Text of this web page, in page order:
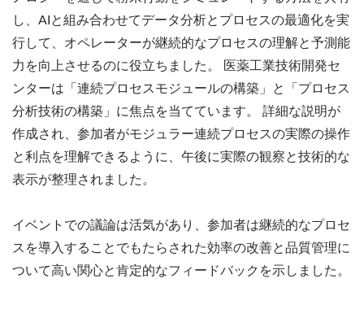
し、AIと組み合わせてデータ分析とプロセスの最適化を実
行して、オペレーターが継続的なプロセスの理解と予測能
力を向上させるのに役立ちました。 医薬工業技術開発セ
ンターは「連続プロセスモジュールの構築」と「プロセス
分析技術の構築」に焦点を当てています。 詳細な説明が
作成され、参加者がモジュラー連続プロセスの実際の操作
と利点を理解できるように、午後に実際の観察と技術的な
表示が整理されました。
イベントでの議論は活気があり、参加者は継続的なプロセ
スを導入することでもたらされた効率の改善と品質管理に
ついて高い関心と肯定的なフィードバックを示しました。